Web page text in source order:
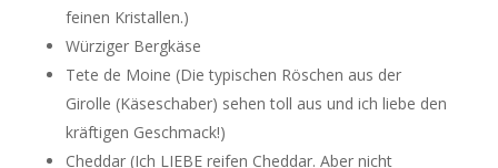
feinen Kristallen.)
Würziger Bergkäse
Tete de Moine (Die typischen Röschen aus der
Girolle (Käseschaber) sehen toll aus und ich liebe den
kräftigen Geschmack!)
Cheddar (Ich LIEBE reifen Cheddar. Aber nicht